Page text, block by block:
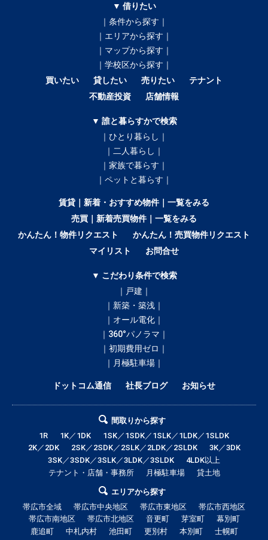
▼ 借りたい
｜条件から探す｜
｜エリアから探す｜
｜マップから探す｜
｜学校区から探す｜
買いたい
貸したい 売りたい
テナント
不動産投資
店舗情報
▼ 誰と暮らすかで検索
｜ひとり暮らし｜
｜二人暮らし｜
｜家族で暮らす｜
｜ペットと暮らす｜
賃貸｜新着・おすすめ物件｜一覧をみる
売買｜新着売買物件｜一覧をみる
かんたん！物件リクエスト
かんたん！売買物件リクエスト
マイリスト
お問合せ
▼ こだわり条件で検索
｜戸建｜
｜新築・築浅｜
｜オール電化｜
｜360°パノラマ｜
｜初期費用ゼロ｜
｜月極駐車場｜
ドットコム通信 社長ブログ お知らせ
間取りから探す
1R
1K／1DK
1SK／1SDK／1SLK／1LDK／1SLDK
2K／2DK
2SK／2SDK／2SLK／2LDK／2SLDK
3K／3DK
3SK／3SDK／3SLK／3LDK／3SLDK
4LDK以上
テナント・店舗・事務所
月極駐車場 貸土地
エリアから探す
帯広市全域
帯広市中央地区 帯広市東地区
帯広市西地区
帯広市南地区
帯広市北地区 音更町 芽室町
幕別町
鹿追町
中札内村 池田町 更別村 本別町
士幌町